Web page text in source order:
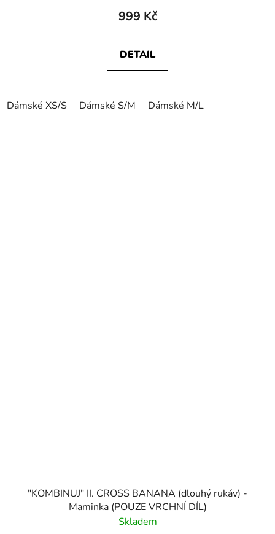
999 Kč
DETAIL
Dámské XS/S Dámské S/M Dámské M/L
"KOMBINUJ" II. CROSS BANANA (dlouhý rukáv) -
Maminka (POUZE VRCHNÍ DÍL)
Skladem